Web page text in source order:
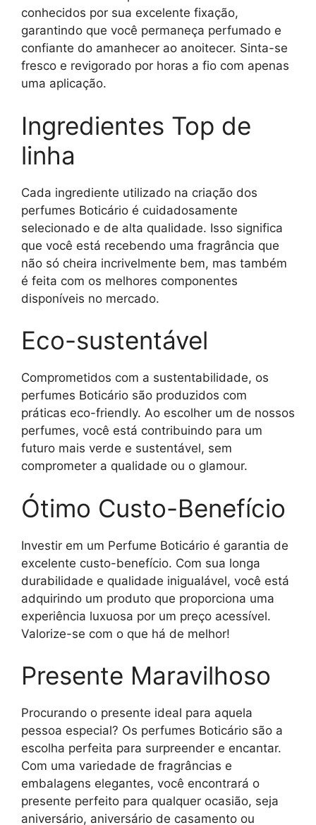
conhecidos por sua excelente fixação,
garantindo que você permaneça perfumado e
confiante do amanhecer ao anoitecer. Sinta-se
fresco e revigorado por horas a fio com apenas
uma aplicação.
Ingredientes Top de
linha
Cada ingrediente utilizado na criação dos
perfumes Boticário é cuidadosamente
selecionado e de alta qualidade. Isso significa
que você está recebendo uma fragrância que
não só cheira incrivelmente bem, mas também
é feita com os melhores componentes
disponíveis no mercado.
Eco-sustentável
Comprometidos com a sustentabilidade, os
perfumes Boticário são produzidos com
práticas eco-friendly. Ao escolher um de nossos
perfumes, você está contribuindo para um
futuro mais verde e sustentável, sem
comprometer a qualidade ou o glamour.
Ótimo Custo-Benefício
Investir em um Perfume Boticário é garantia de
excelente custo-benefício. Com sua longa
durabilidade e qualidade inigualável, você está
adquirindo um produto que proporciona uma
experiência luxuosa por um preço acessível.
Valorize-se com o que há de melhor!
Presente Maravilhoso
Procurando o presente ideal para aquela
pessoa especial? Os perfumes Boticário são a
escolha perfeita para surpreender e encantar.
Com uma variedade de fragrâncias e
embalagens elegantes, você encontrará o
presente perfeito para qualquer ocasião, seja
aniversário, aniversário de casamento ou